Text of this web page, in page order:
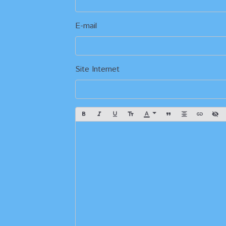
E-mail
Site Internet